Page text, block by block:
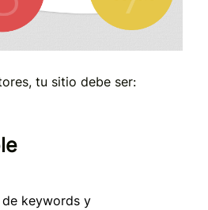
tu sitio debe ser:
keywords y